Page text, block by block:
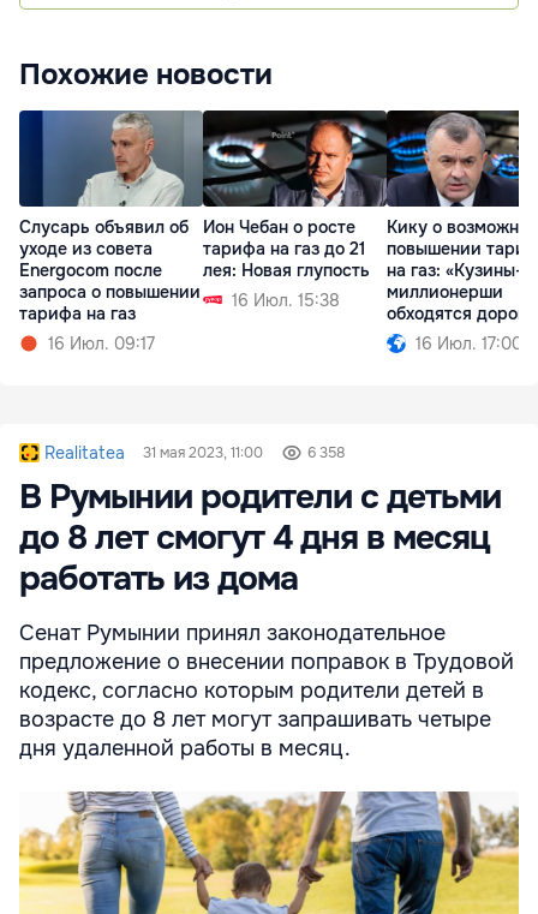
Похожие новости
Слусарь объявил об
уходе из совета
Energocom после
запроса о повышении
тарифа на газ
16 Июл. 09:17
Ион Чебан о росте
тарифа на газ до 21
лея: Новая глупость
16 Июл. 15:38
Кику о
повышении
на газ: «Кузины-
миллионерши
обходятся
16 Июл. 17:00
Realitatea 31 мая 2023, 11:00 6 358
В Румынии родители с детьми
до 8 лет смогут 4 дня в месяц
работать из дома
Сенат Румынии принял законодательное
предложение о внесении поправок в Трудовой
кодекс, согласно которым родители детей в
возрасте до 8 лет могут запрашивать четыре
дня удаленной работы в месяц.